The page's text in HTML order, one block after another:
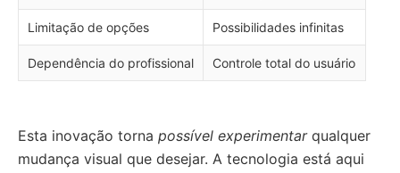
Limitação de opções Possibilidades infinitas
Dependência do profissional Controle total do usuário
Esta inovação torna possível experimentarqualquer
mudança visual que desejar. A tecnologia está aqui